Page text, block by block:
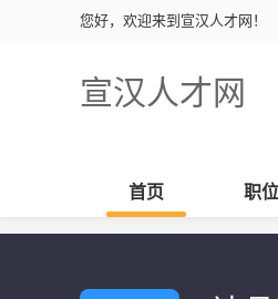
您好，欢迎来到宣汉人才网！
宣汉人才网
首页 职